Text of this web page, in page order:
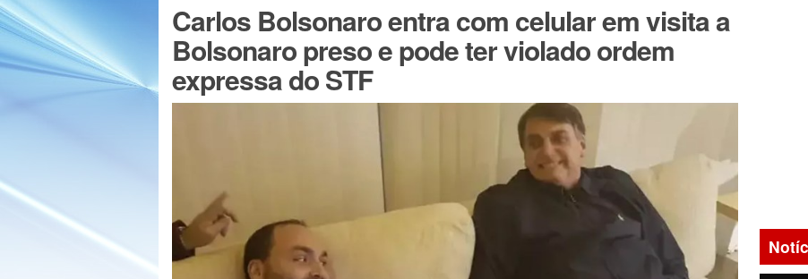
Carlos Bolsonaro entra com celular em visita a
Bolsonaro preso e pode ter violado ordem
expressa do STF